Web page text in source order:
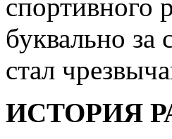
спортивного
буквально за
стал
ИСТОРИЯ